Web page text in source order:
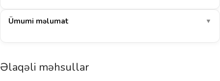
Ümumi məlumat ▼
Əlaqəli məhsullar